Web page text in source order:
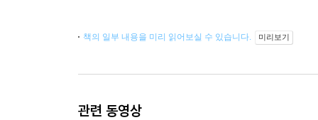
책의 일부 내용을 미리 읽어보실 수 있습니다. 미리보기
관련 동영상